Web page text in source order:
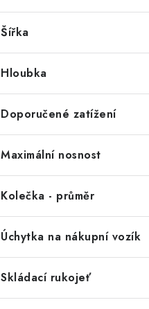
Šířka
Hloubka
Doporučené zatížení
Maximální nosnost
Kolečka - průměr
Úchytka na nákupní vozík
Skládací rukojeť